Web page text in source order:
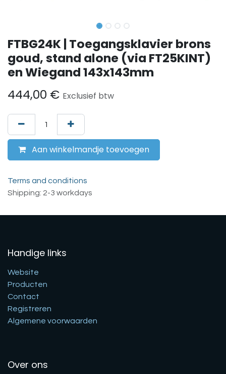
FTBG24K | Toegangsklavier brons
goud, stand alone (via FT25KINT)
en Wiegand 143x143mm
444,00 € Exclusief btw
Aan winkelmandje toevoegen
Terms and conditions
Shipping: 2-3 workdays
Handige links
Website
Producten
Contact
Registreren
Algemene voorwaarden
Over ons